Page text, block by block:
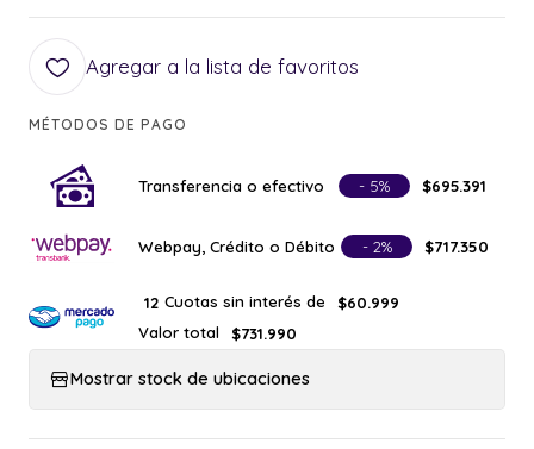
Agregar a la lista de favoritos
MÉTODOS DE PAGO
Transferencia o efectivo - 5% $695.391
Webpay, Crédito o Débito - 2% $717.350
12 Cuotas sin interés de
$60.999
Valor total
$731.990
Mostrar stock de ubicaciones